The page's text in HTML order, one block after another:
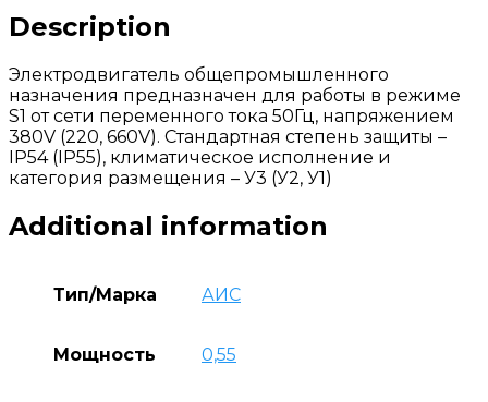
Description
Электродвигатель общепромышленного
назначения предназначен для работы в режиме
S1 от сети переменного тока 50Гц, напряжением
380V (220, 660V). Стандартная степень защиты –
IP54 (IP55), климатическое исполнение и
категория размещения – У3 (У2, У1)
Additional information
Тип/Марка АИС
Мощность 0,55